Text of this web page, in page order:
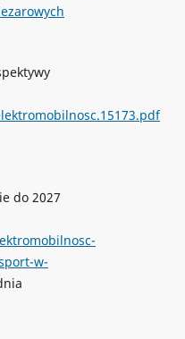
do 2027
w-